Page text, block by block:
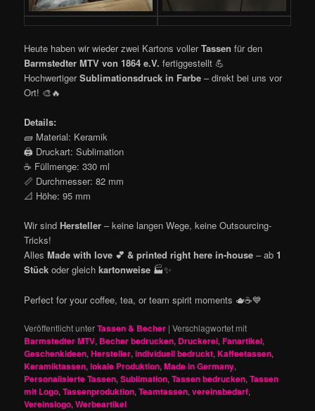
Heute haben wir wieder zwei Kartons vollerTassen für den
Barmstedter MTV von 1864 e.V. fertiggestellt 💪
HochwertigerSublimationsdruck in Farbe – direkt bei uns vor
Ort! 🎨🔥
Details:
🧱 Material: Keramik
🖨️ Druckart: Sublimation
☕ Füllmenge: 330 ml
📏 Durchmesser: 82 mm
📐 Höhe: 95 mm
Wir sind Hersteller – keine langen Wege, keine Outsourcing-
Tricks!
AllesMade with love 💕 & printed right here in-house – ab 1
Stück oder gleichkartonweise 🏭✨
Perfect for your coffee, tea, or team spirit moments 🫖☕💙
Veröffentlicht unterTassen & Becher |Verschlagwortet mit
Barmstedter MTV, Becher bedrucken, Druckerei,Fanartikel,
Geschenkideen,Hersteller,individuell bedruckt,Kaffeetassen,
Keramiktassen,lokale Produktion,Made in Germany,
Personalisierte Tassen,Sublimation,Tassen bedrucken,Tassen
mit Logo,Tassenproduktion,Teamtassen,vereinsbedarf,
Vereinslogo,Werbeartikel